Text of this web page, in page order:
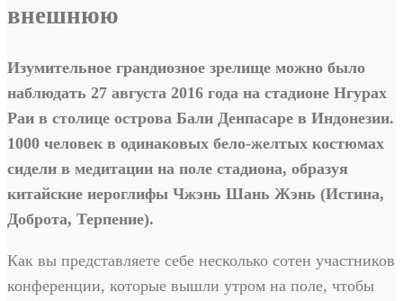
внешнюю
Изумительное грандиозное зрелище можно было
наблюдать 27 августа 2016 года на стадионе Нгурах
Раи в столице острова Бали Денпасаре в Индонезии.
1000 человек в одинаковых бело-желтых костюмах
сидели в медитации на поле стадиона, образуя
китайские иероглифы Чжэнь Шань Жэнь (Истина,
Доброта, Терпение).
Как вы представляете себе несколько сотен участников
конференции, которые вышли утром на поле, чтобы